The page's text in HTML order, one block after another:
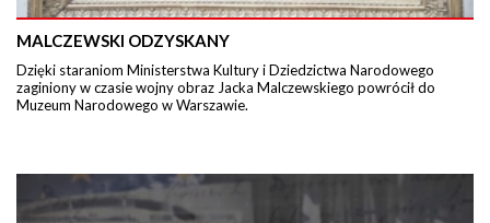
MALCZEWSKI ODZYSKANY
Dzięki staraniom Ministerstwa Kultury i Dziedzictwa Narodowego
zaginiony w czasie wojny obraz Jacka Malczewskiego powrócił do
Muzeum Narodowego w Warszawie.